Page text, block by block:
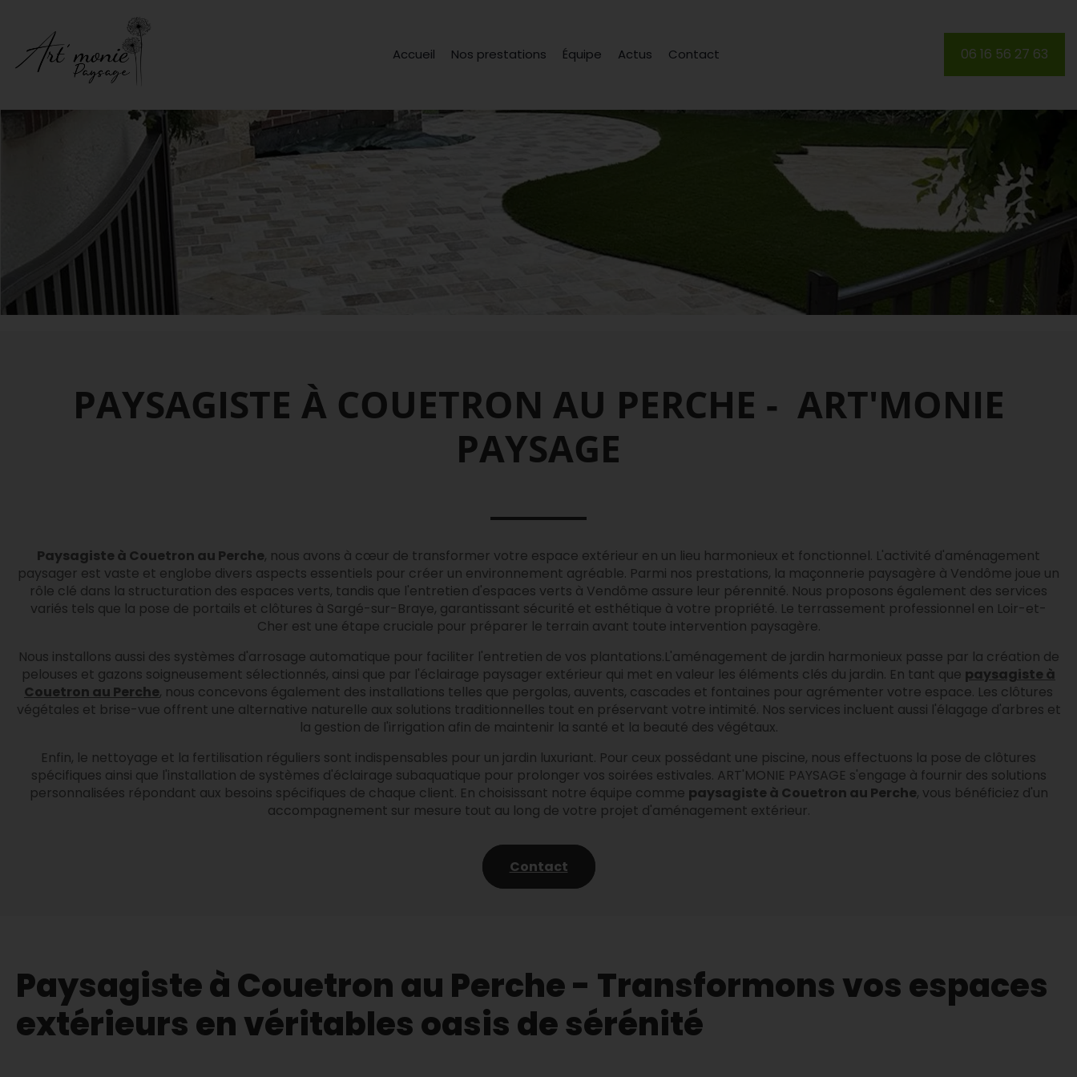
Accueil Nos prestations Équipe Actus Contact 06 16 56 27 63
PAYSAGISTE À COUETRON AU PERCHE - ART'MONIE
PAYSAGE
Paysagiste à Couetron au Perche, nous avons à cœur de transformer votre espace extérieur en un lieu harmonieux et fonctionnel. L'activité d'aménagement
paysager est vaste et englobe divers aspects essentiels pour créer un environnement agréable. Parmi nos prestations, la maçonnerie paysagère à Vendôme joue un
rôle clé dans la structuration des espaces verts, tandis que l'entretien d'espaces verts à Vendôme assure leur pérennité. Nous proposons également des services
variés tels que la pose de portails et clôtures à Sargé-sur-Braye, garantissant sécurité et esthétique à votre propriété. Le terrassement professionnel en Loir-et-
Cher est une étape cruciale pour préparer le terrain avant toute intervention paysagère.
Nous installons aussi des systèmes d'arrosage automatique pour faciliter l'entretien de vos plantations.L'aménagement de jardin harmonieux passe par la création de
pelouses et gazons soigneusement sélectionnés, ainsi que par l'éclairage paysager extérieur qui met en valeur les éléments clés du jardin. En tant que paysagiste à
Couetron au Perche, nous concevons également des installations telles que pergolas, auvents, cascades et fontaines pour agrémenter votre espace. Les clôtures
végétales et brise-vue offrent une alternative naturelle aux solutions traditionnelles tout en préservant votre intimité. Nos services incluent aussi l'élagage d'arbres et
la gestion de l'irrigation afin de maintenir la santé et la beauté des végétaux.
Enfin, le nettoyage et la fertilisation réguliers sont indispensables pour un jardin luxuriant. Pour ceux possédant une piscine, nous effectuons la pose de clôtures
spécifiques ainsi que l'installation de systèmes d'éclairage subaquatique pour prolonger vos soirées estivales. ART'MONIE PAYSAGE s'engage à fournir des solutions
personnalisées répondant aux besoins spécifiques de chaque client. En choisissant notre équipe comme paysagiste à Couetron au Perche, vous bénéficiez d'un
accompagnement sur mesure tout au long de votre projet d'aménagement extérieur.
Contact
Paysagiste à Couetron au Perche - Transformons vos espaces
extérieurs en véritables oasis de sérénité